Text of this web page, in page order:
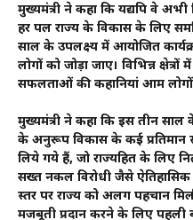
मुख्यमंत्री ने कहा कि यद्यपि वे
हर पल राज्य के विकास के लिए
साल के उपलक्ष्य में आयोजित
लोगों को जोड़ा जाए। विभिन्न
सफलताओं की कहानियां आम
मुख्यमंत्री ने कहा कि इस तीन
के अनुरूप विकास के कई प्रतिमान
लिये गये हैं, जो राज्यहित के लिए
सख्त नकल विरोधी जैसे ऐतिहासिक
स्तर पर राज्य को अलग पहचान
मजबूती प्रदान करने के लिए पहली